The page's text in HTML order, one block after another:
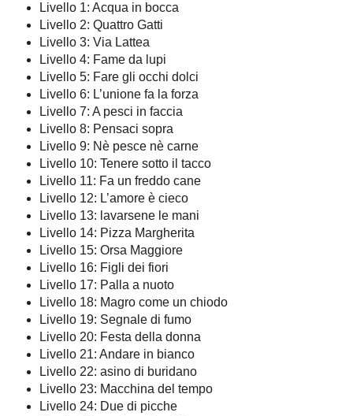
Livello 1: Acqua in bocca
Livello 2: Quattro Gatti
Livello 3: Via Lattea
Livello 4: Fame da lupi
Livello 5: Fare gli occhi dolci
Livello 6: L’unione fa la forza
Livello 7: A pesci in faccia
Livello 8: Pensaci sopra
Livello 9: Nè pesce nè carne
Livello 10: Tenere sotto il tacco
Livello 11: Fa un freddo cane
Livello 12: L’amore è cieco
Livello 13: lavarsene le mani
Livello 14: Pizza Margherita
Livello 15: Orsa Maggiore
Livello 16: Figli dei fiori
Livello 17: Palla a nuoto
Livello 18: Magro come un chiodo
Livello 19: Segnale di fumo
Livello 20: Festa della donna
Livello 21: Andare in bianco
Livello 22: asino di buridano
Livello 23: Macchina del tempo
Livello 24: Due di picche